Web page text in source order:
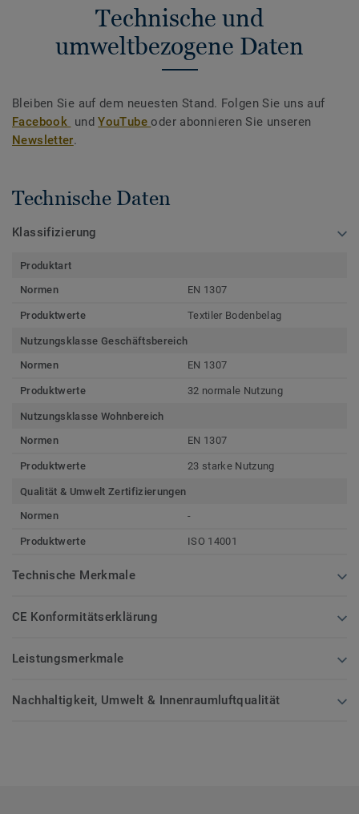
Technische und
umweltbezogene Daten
Bleiben Sie auf dem neuesten Stand. Folgen Sie uns auf
Facebook undYouTubeoder abonnieren Sie unseren
Newsletter.
Technische Daten
Klassifizierung
Produktart
Normen
EN 1307
Produktwerte Textiler Bodenbelag
Nutzungsklasse Geschäftsbereich
Normen
EN 1307
Produktwerte 32 normale Nutzung
Nutzungsklasse Wohnbereich
Normen
EN 1307
Produktwerte 23 starke Nutzung
Qualität & Umwelt Zertifizierungen
Normen
-
Produktwerte ISO 14001
Technische Merkmale
CE Konformitätserklärung
Leistungsmerkmale
Nachhaltigkeit, Umwelt & Innenraumluftqualität